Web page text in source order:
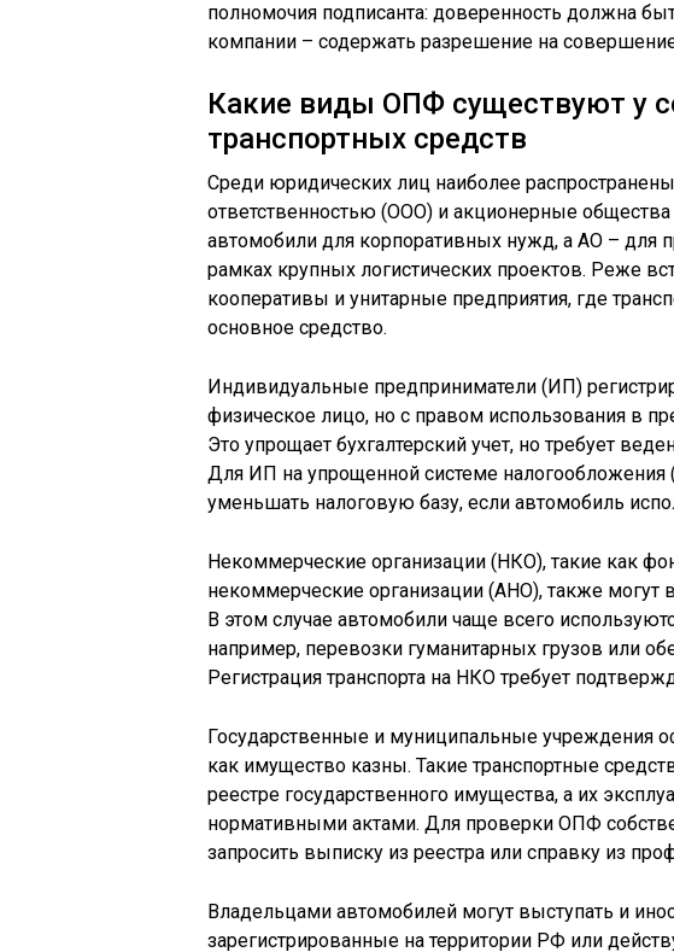
полномочия подписанта: доверенность должна
компании – содержать разрешение на
Какие виды ОПФ существуют у
транспортных средств
Среди юридических лиц наиболее
ответственностью (ООО) и акционерные
автомобили для корпоративных нужд, а АО – для
рамках крупных логистических проектов. Реже
кооперативы и унитарные предприятия, где
основное средство.
Индивидуальные предприниматели (ИП)
физическое лицо, но с правом использования в
Это упрощает бухгалтерский учет, но требует
Для ИП на упрощенной системе налогообложения
уменьшать налоговую базу, если автомобиль
Некоммерческие организации (НКО), такие как
некоммерческие организации (АНО), также могут
В этом случае автомобили чаще всего
например, перевозки гуманитарных грузов или
Регистрация транспорта на НКО требует
Государственные и муниципальные учреждения
как имущество казны. Такие транспортные
реестре государственного имущества, а их
нормативными актами. Для проверки ОПФ
запросить выписку из реестра или справку из
Владельцами автомобилей могут выступать и
зарегистрированные на территории РФ или